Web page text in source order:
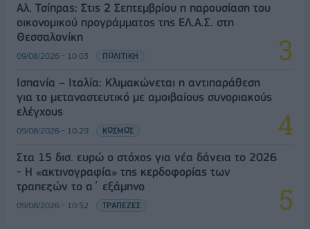
Αλ. Τσίπρας: Στις 2 Σεπτεμβρίου η παρουσίαση του
οικονομικού προγράμματος της ΕΛ.Α.Σ. στη
Θεσσαλονίκη
09/08/2026 - 10:03 ΠΟΛΙΤΙΚΗ
Ισπανία – Ιταλία: Κλιμακώνεται η αντιπαράθεση
για το μεταναστευτικό με αμοιβαίους συνοριακούς
ελέγχους
09/08/2026 - 10:29 ΚΟΣΜΟΣ
Στα 15 δισ. ευρώ ο στόχος για νέα δάνεια το 2026
- Η «ακτινογραφία» της κερδοφορίας των
τραπεζών το α΄ εξάμηνο
09/08/2026 - 10:52 ΤΡΑΠΕΖΕΣ